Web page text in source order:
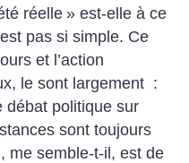
réelle » est-elle à ce
pas si simple. Ce
et l’action
le sont largement :
débat politique sur
sont toujours
me semble-t-il, est de